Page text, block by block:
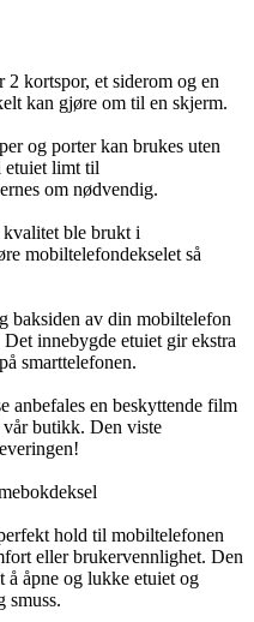
kortspor, et siderom og en
kan gjøre om til en skjerm.
og porter kan brukes uten
etuiet limt til
om nødvendig.
ble brukt i
mobiltelefondekselet så
av din mobiltelefon
innebygde etuiet gir ekstra
smarttelefonen.
anbefales en beskyttende film
butikk. Den viste
hold til mobiltelefonen
eller brukervennlighet. Den
å åpne og lukke etuiet og
smuss.